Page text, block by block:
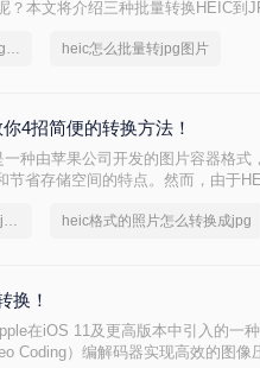
？本文将介绍三种批量转换HEIC到
如何heic图片批量转换为jpg文件 heic怎么批量转jpg图片
4招简便的转换方法！
种由苹果公司开发的图片容器格式
省存储空间的特点。然而，由于
heic格式的图片怎么转换为jpg格式 heic格式的照片怎么转换成jpg
换！
在iOS 11及更高版本中引入的一
Coding）编解码器实现高效的图像